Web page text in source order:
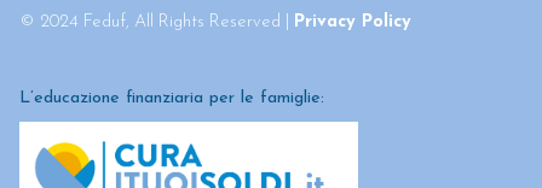
© 2024 Feduf, All Rights Reserved | Privacy Policy
L’educazione finanziaria per le famiglie: